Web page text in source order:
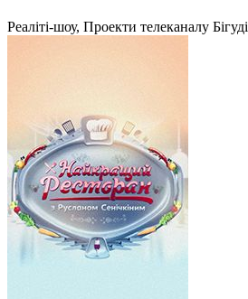
Реаліті-шоу, Проекти телеканалу Бігуді